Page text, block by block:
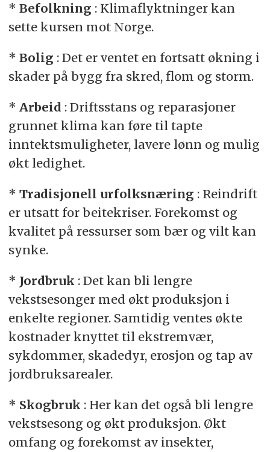
* Befolkning : Klimaflyktninger kan
sette kursen mot Norge.
* Bolig : Det er ventet en fortsatt økning i
skader på bygg fra skred, flom og storm.
* Arbeid : Driftsstans og reparasjoner
grunnet klima kan føre til tapte
inntektsmuligheter, lavere lønn og mulig
økt ledighet.
* Tradisjonell urfolksnæring : Reindrift
er utsatt for beitekriser. Forekomst og
kvalitet på ressurser som bær og vilt kan
synke.
* Jordbruk : Det kan bli lengre
vekstsesonger med økt produksjon i
enkelte regioner. Samtidig ventes økte
kostnader knyttet til ekstremvær,
sykdommer, skadedyr, erosjon og tap av
jordbruksarealer.
* Skogbruk : Her kan det også bli lengre
vekstsesong og økt produksjon. Økt
omfang og forekomst av insekter,